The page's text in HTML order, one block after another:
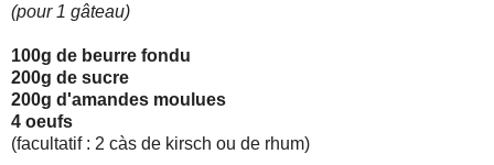
(pour 1 gâteau)
100g de beurre fondu
200g de sucre
200g d'amandes moulues
4 oeufs
(facultatif : 2 càs de kirsch ou de rhum)